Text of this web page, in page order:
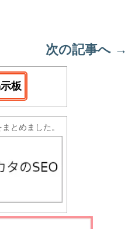
次の記事へ →
板
とめました。